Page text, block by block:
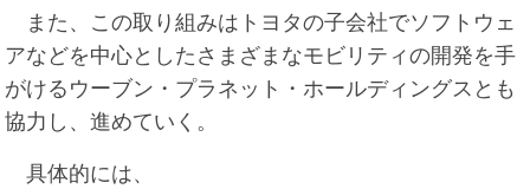
また、この取り組みはトヨタの子会社でソフトウェ
アなどを中心としたさまざまなモビリティの開発を手
がけるウーブン・プラネット・ホールディングスとも
協力し、進めていく。
具体的には、